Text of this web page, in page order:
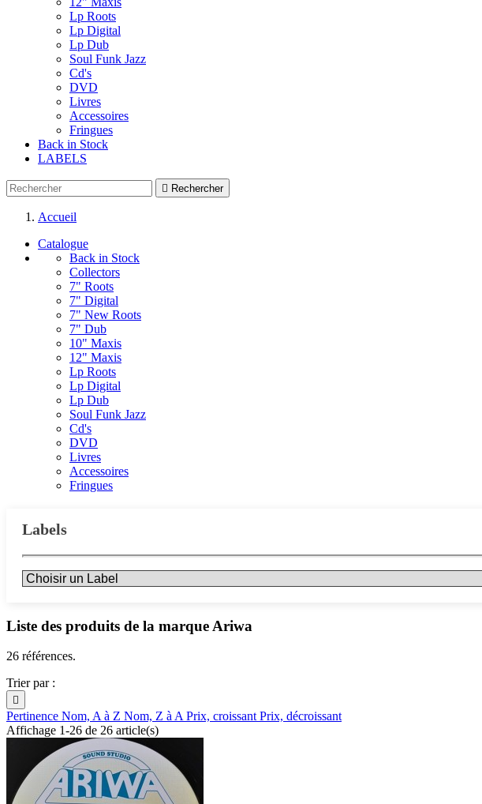
Lp Roots
Lp Digital
Lp Dub
Soul Funk Jazz
Cd's
DVD
Livres
Accessoires
Fringues
Back in Stock
LABELS
 Rechercher
Accueil
Catalogue
Back in Stock
Collectors
7" Roots
7" Digital
7" New Roots
7" Dub
10" Maxis
12" Maxis
Lp Roots
Lp Digital
Lp Dub
Soul Funk Jazz
Cd's
DVD
Livres
Accessoires
Fringues
Labels
Liste des produits de la marque Ariwa
26 références.
Trier par :

Pertinence Nom, A à Z Nom, Z à APrix, croissantPrix, décroissant
Affichage 1-26 de 26 article(s)